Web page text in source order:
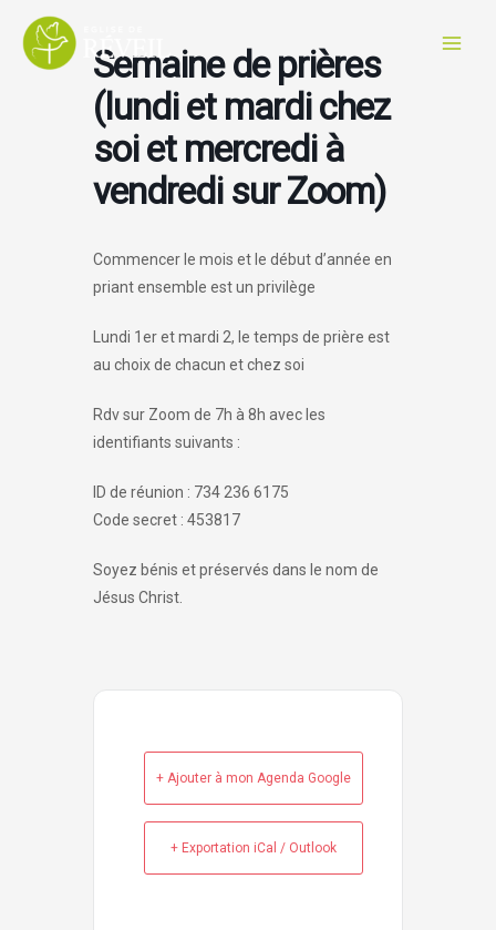
contenu
Semaine de prières
(lundi et mardi chez
soi et mercredi à
vendredi sur Zoom)
Commencer le mois et le début d’année en
priant ensemble est un privilège
Lundi 1er et mardi 2, le temps de prière est
au choix de chacun et chez soi
Rdv sur Zoom de 7h à 8h avec les
identifiants suivants :
ID de réunion : 734 236 6175
Code secret : 453817
Soyez bénis et préservés dans le nom de
Jésus Christ.
+ Ajouter à mon Agenda Google
+ Exportation iCal / Outlook